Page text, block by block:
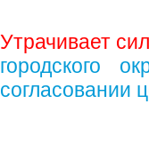
Утрачивает
городского
согласовании